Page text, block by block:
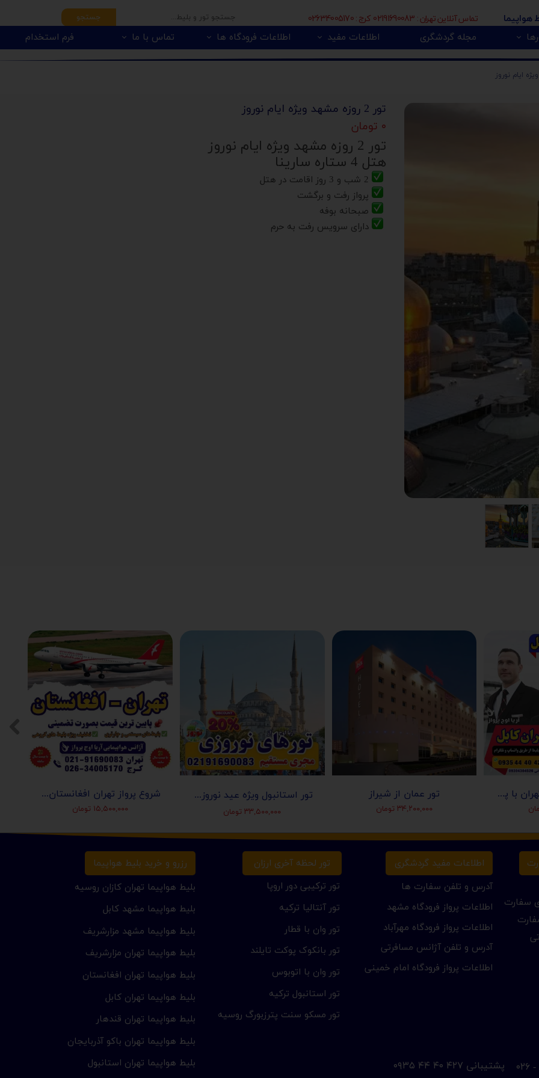
مجله گردشگری اطلاعات مفید اطلاعات فرودگاه ها تماس با ما فرم استخدام
جستجو هواپیما تماس آنلاین تهران : 02191690083 کرج : 02634005170
تور 2 روزه مشهد ویژه ایام نوروز
۰ تومان
تور 2 روزه مشهد ویژه ایام نوروز
هتل 4 ستاره سارینا
پرواز رفت و برگشت
صبحانه بوفه
دارای سرویس رفت به حرم
شروع پرواز تهران افغانستان (کابل-مزارشریف-هرات-قندهار)
۱۵,۵۰۰,۰۰۰ تومان
تور استانبول ویژه عید نوروز 1405 | مجری مستقیم ✈️
۳۳,۵۰۰,۰۰۰ تومان
تور عمان از شیراز
۳۴,۲۰۰,۰۰۰ تومان
بلیط افغانستان از تهران با پرواز آریانا افغان
​پشتیبانی ۴۲۷ ۴۰ ۴۴ ۰۹۳۵
تور ترکیبی دور اروپا
بلیط هواپیما تهران کابل
بلیط هواپیما تهران مزارشریف
بلیط هواپیما مشهد کابل
بلیط هواپیما تهران قندهار
بلیط هواپیما تهران افغانستان
بلیط هواپیما مشهد مزارشریف
سفارت
اطلاعات پرواز فرودگاه امام خمینی
بلیط هواپیما تهران باکو آذربایجان
بلیط هواپیما تهران استانبول
بلیط هواپیما تهران کازان روسیه
تور آنتالیا ترکیه
تور استانبول ترکیه
تور مسکو سنت پترزبورگ روسیه
تور وان با قطار
تور بانکوک پوکت تایلند
تور وان با اتوبوس
رزرو و خرید بلیط هواپیما تور لحظه آخری ارزان
اطلاعات پرواز فرودگاه مهرآباد
اطلاعات پرواز فرودگاه مشهد
آدرس و تلفن سفارت ها
آدرس و تلفن آژانس مسافرتی
اطلاعات مفید گردشگری